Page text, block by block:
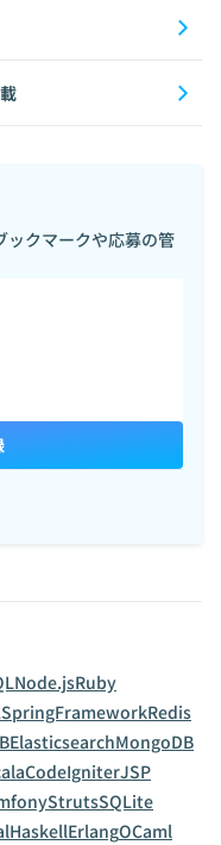
ックマークや応募の管
Node.jsRuby
SpringFrameworkRedis
ElasticsearchMongoDB
CodeIgniterJSP
StrutsSQLite
HaskellErlangOCaml